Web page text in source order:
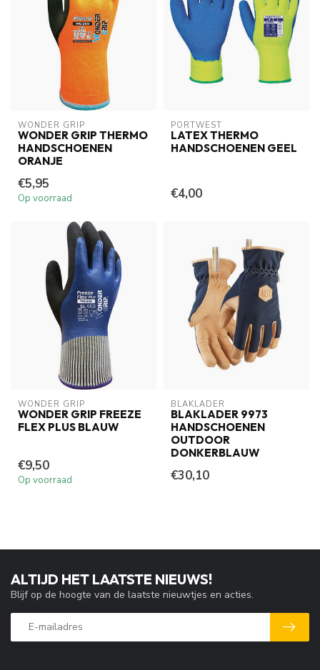
WONDER GRIP
WONDER GRIP THERMO
HANDSCHOENEN
ORANJE
€5,95
Op voorraad
PORTWEST
LATEX THERMO
HANDSCHOENEN GEEL
€4,00
WONDER GRIP
WONDER GRIP FREEZE
FLEX PLUS BLAUW
€9,50
Op voorraad
BLAKLADER
BLAKLADER 9973
HANDSCHOENEN
OUTDOOR
DONKERBLAUW
€30,10
ALTIJD HET LAATSTE NIEUWS!
Blijf op de hoogte van de laatste nieuwtjes en acties.